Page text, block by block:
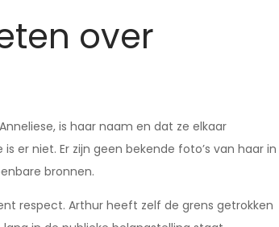
over
is haar naam en dat ze elkaar
er niet. Er zijn geen bekende foto’s van haar in
bronnen.
respect. Arthur heeft zelf de grens getrokken